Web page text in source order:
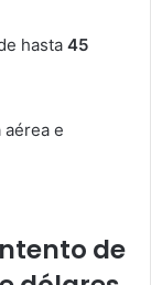
hasta45
e
de